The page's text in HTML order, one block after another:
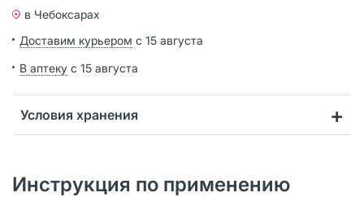
в Чебоксарах
Доставим курьером с 15 августа
В аптеку с 15 августа
Условия хранения
Инструкция по применению